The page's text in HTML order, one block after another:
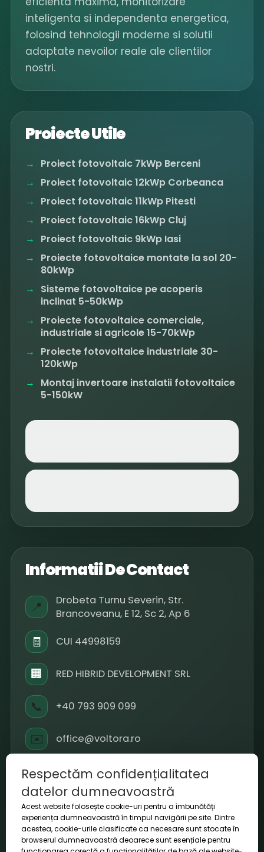
inteligenta si independenta energetica,
folosind tehnologii moderne si solutii
adaptate nevoilor reale ale clientilor
nostri.
Proiecte Utile
Proiect fotovoltaic 7kWp Berceni
Proiect fotovoltaic 12kWp Corbeanca
Proiect fotovoltaic 11kWp Pitesti
Proiect fotovoltaic 16kWp Cluj
Proiect fotovoltaic 9kWp Iasi
Proiecte fotovoltaice montate la sol 20-
80kWp
Sisteme fotovoltaice pe acoperis
inclinat 5-50kWp
Proiecte fotovoltaice comerciale,
industriale si agricole 15-70kWp
Proiecte fotovoltaice industriale 30-
120kWp
Montaj invertoare instalatii fotovoltaice
5-150kW
Informatii De Contact
📍
Drobeta Turnu Severin, Str.
Brancoveanu, E 12, Sc 2, Ap 6
🧾 CUI 44998159
🏢 RED HIBRID DEVELOPMENT SRL
📞 +40 793 909 099
✉️ office@voltora.ro
⏱ L-V 09-18 / S 10-14
© 2026 Voltora. Toate drepturile rezervate.
Respectăm confidențialitatea
datelor dumneavoastră
Acest website folosește cookie-uri pentru a îmbunătăți
experiența dumneavoastră în timpul navigării pe site. Dintre
acestea, cookie-urile clasificate ca necesare sunt stocate în
browserul dumneavoastră deoarece sunt esențiale pentru